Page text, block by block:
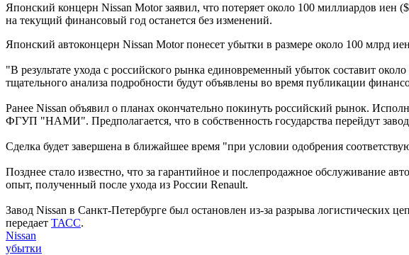
Японский концерн Nissan Motor заявил, что потеряет около 100 миллиардов иен
на текущий финансовый год останется без изменений.
Японский автоконцерн Nissan Motor понесет убытки в размере около 100 млрд
"В результате ухода с российского рынка единовременный убыток составит
тщательного анализа подробности будут объявлены во время публикации
Ранее Nissan объявил о планах окончательно покинуть российский рынок.
ФГУП "НАМИ". Предполагается, что в собственность государства перейдут
Сделка будет завершена в ближайшее время "при условии одобрения
Позднее стало известно, что за гарантийное и послепродажное обслуживание
опыт, полученный после ухода из России Renault.
Завод Nissan в Санкт-Петербурге был остановлен из-за разрыва логистических
передает ТАСС.
Nissan
убытки